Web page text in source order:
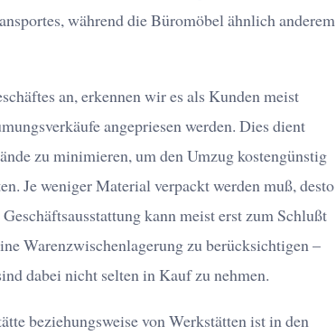
während die Büromöbel ähnlich anderem
an, erkennen wir es als Kunden meist
angepriesen werden. Dies dient
zu minimieren, um den Umzug kostengünstig
Je weniger Material verpackt werden muß, desto
kann meist erst zum Schlußt
Warenzwischenlagerung zu berücksichtigen –
dabei nicht selten in Kauf zu nehmen.
beziehungsweise von Werkstätten ist in den